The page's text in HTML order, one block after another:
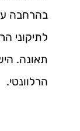
בהרחבה
לתיקוני
תאונה.
הרלוונטי.